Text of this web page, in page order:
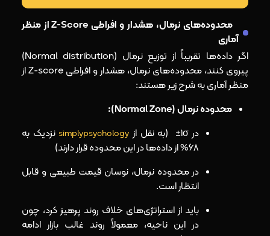
محدوده‌های نرمال، هشدار و افراطی Z-Score از منظر
آماری
اگر داده‌ها تقریباً از توزیع نرمال (Normal distribution)
پیروی کنند، محدوده‌های نرمال، هشدار و افراطی Z-score از
منظر آماری به شرح زیر هستند:
محدوده نرمال (Normal Zone):
در 1σ± (به نقل از
simplypsychology نزدیک به
68% از داده‌ها در این محدوده قرار دارند)
در محدوده نرمال، نوسان قیمت طبیعی و قابل
انتظار است.
باید از استراتژی‌های خلاف روند پرهیز کرد، چون
در این ناحیه، معمولاً روند غالب بازار ادامه